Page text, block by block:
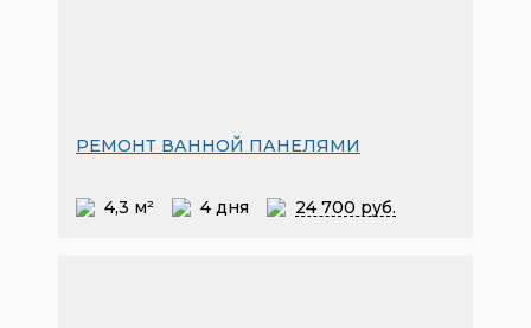
РЕМОНТ ВАННОЙ ПАНЕЛЯМИ
4,3 м² 4 дня 24 700 руб.